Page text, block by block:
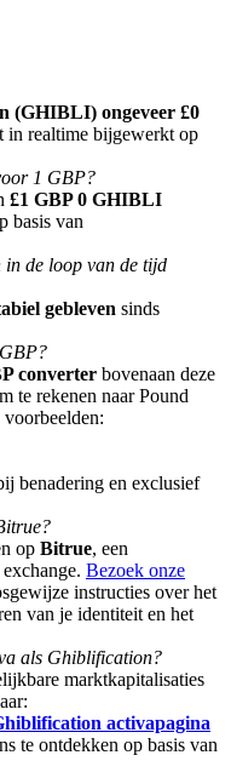
te ontvangen
USDT prize pool!
(GHIBLI) ongeveer £0
in realtime bijgewerkt op
1 GBP?
£1 GBP 0 GHIBLI
basis van
de loop van de tijd
gebleven sinds
converter bovenaan deze
te rekenen naar Pound
benadering en exclusief
op Bitrue, een
Bezoek onze
instructies over het
van je identiteit en het
als Ghiblification?
marktkapitalisaties
activapagina
te ontdekken op basis van